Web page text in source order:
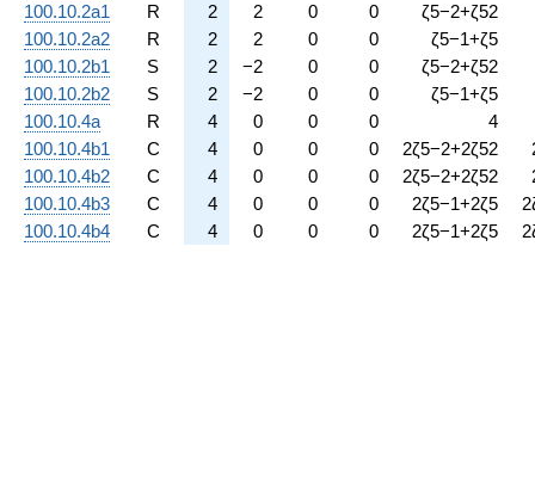
100.10.2a1
R 2 2 0 0 ζ5−2+ζ52
100.10.2a2
R 2 2 0 0 ζ5−1+ζ5
100.10.2b1
S 2 −2 0 0 ζ5−2+ζ52
100.10.2b2
S 2 −2 0 0 ζ5−1+ζ5
100.10.4a
R 4 0 0 0
4
100.10.4b1
C 4 0 0 0 2ζ5−2+2ζ52
100.10.4b2
C 4 0 0 0 2ζ5−2+2ζ52
100.10.4b3
C 4 0 0 0 2ζ5−1+2ζ5 2
100.10.4b4
C 4 0 0 0 2ζ5−1+2ζ5 2